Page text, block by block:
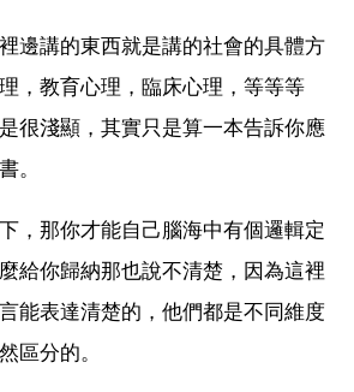
邊講的東西就是講的社會的具體方
，教育心理，臨床心理，等等等
很淺顯，其實只是算一本告訴你應
。
，那你才能自己腦海中有個邏輯定
給你歸納那也說不清楚，因為這裡
能表達清楚的，他們都是不同維度
區分的。